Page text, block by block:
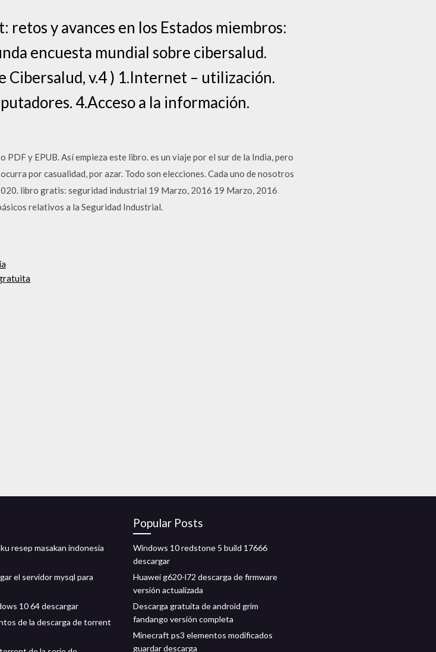
y avances en los Estados miembros:
encuesta mundial sobre cibersalud.
v.4 ) 1.Internet – utilización.
4.Acceso a la información.
y EPUB. Así empieza este libro. es un viaje por el sur de la India, pero
por casualidad, por azar. Todo son elecciones. Cada uno de nosotros
libro gratis: seguridad industrial 19 Marzo, 2016 19 Marzo, 2016
relativos a la Seguridad Industrial.
resep masakan indonesia
el servidor mysql para
10 64 descargar
de la descarga de torrent
Popular Posts
Windows 10 redstone 5 build 17666
descargar
Huawei g620-l72 descarga de firmware
versión actualizada
Descarga gratuita de android grim
fandango versión completa
Minecraft ps3 elementos modificados
guardar descarga